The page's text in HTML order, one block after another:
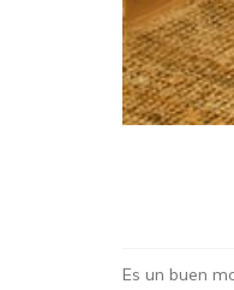
Es un buen